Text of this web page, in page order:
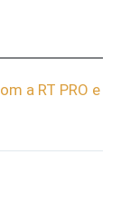
a RT PRO e